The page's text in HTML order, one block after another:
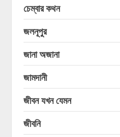
চেম্বার কথন
জলনূপুর
জানা অজানা
জামদানী
জীবন যখন যেমন
জীবনি